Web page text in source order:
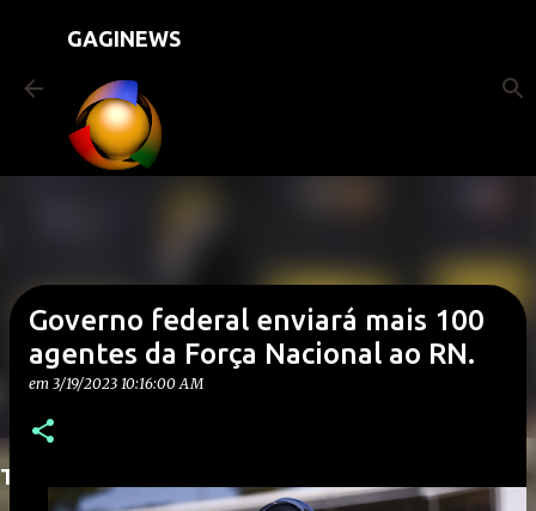
Pular para o conteúdo principal
GAGINEWS
Translate
Governo federal enviará mais 100
agentes da Força Nacional ao RN.
em 3/19/2023 10:16:00 AM